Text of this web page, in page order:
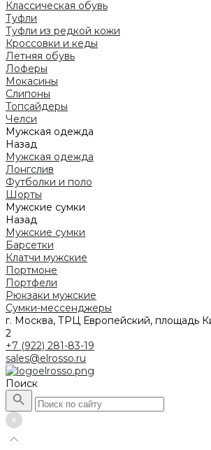
Классическая обувь
Туфли
Туфли из редкой кожи
Кроссовки и кеды
Летняя обувь
Лоферы
Мокасины
Слипоны
Топсайдеры
Челси
Мужская одежда
Назад
Мужская одежда
Лонгслив
Футболки и поло
Шорты
Мужские сумки
Назад
Мужские сумки
Барсетки
Клатчи мужские
Портмоне
Портфели
Рюкзаки мужские
Сумки-мессенджеры
г. Москва, ТРЦ Европейский, площадь
2
+7 (922) 281-83-19
sales@elrosso.ru
Поиск